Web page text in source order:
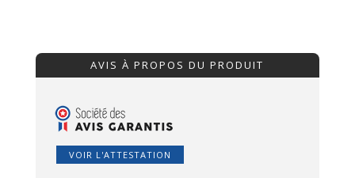
AVIS À PROPOS DU PRODUIT
VOIR L'ATTESTATION